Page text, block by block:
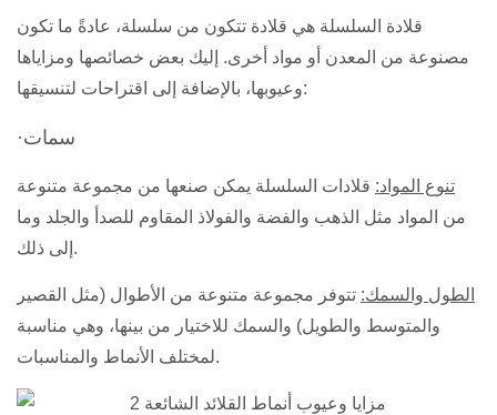
قلادة السلسلة هي قلادة تتكون من سلسلة، عادةً ما تكون
مصنوعة من المعدن أو مواد أخرى. إليك بعض خصائصها ومزاياها
وعيوبها، بالإضافة إلى اقتراحات لتنسيقها:
·سمات
تنوع المواد: قلادات السلسلة يمكن صنعها من مجموعة متنوعة
من المواد مثل الذهب والفضة والفولاذ المقاوم للصدأ والجلد وما
إلى ذلك.
الطول والسمك: تتوفر مجموعة متنوعة من الأطوال (مثل القصير
والمتوسط ​​والطويل) والسمك للاختيار من بينها، وهي مناسبة
لمختلف الأنماط والمناسبات.